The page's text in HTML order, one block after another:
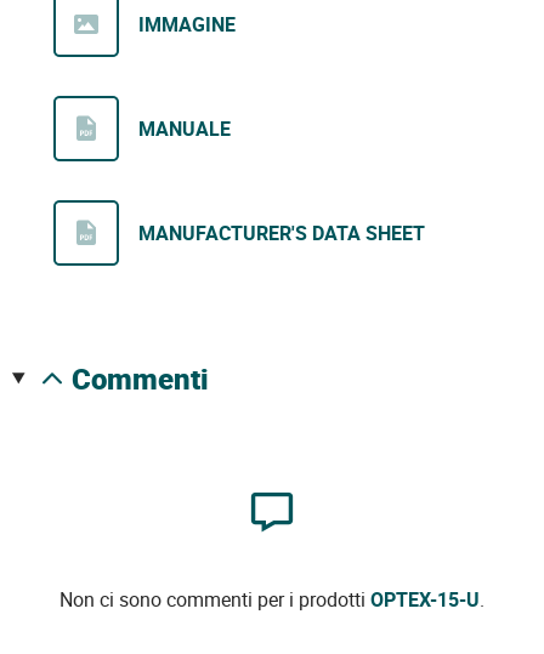
IMMAGINE
MANUALE
MANUFACTURER'S DATA SHEET
commenti
Non ci sono commenti per i prodotti OPTEX-15-U.